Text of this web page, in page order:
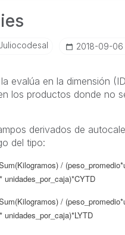
‎2018-09-06
evalúa en la dimensión
los productos donde no
derivados de
del tipo:
/
unidades_por_caja)*CYTD
/
unidades_por_caja)*LYTD